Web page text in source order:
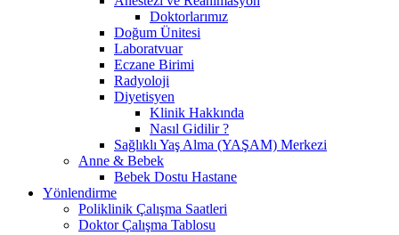
Doktorlarımız
Doğum Ünitesi
Laboratvuar
Eczane Birimi
Radyoloji
Diyetisyen
Klinik Hakkında
Nasıl Gidilir ?
Sağlıklı Yaş Alma (YAŞAM) Merkezi
Anne & Bebek
Bebek Dostu Hastane
Yönlendirme
Poliklinik Çalışma Saatleri
Doktor Çalışma Tablosu